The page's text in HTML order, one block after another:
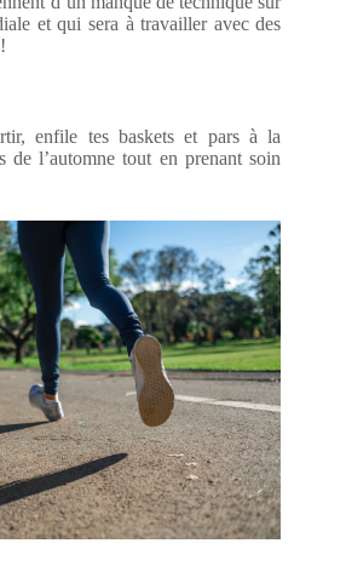
et qui sera à travailler avec des
enfile tes baskets et pars à la
de l’automne tout en prenant soin